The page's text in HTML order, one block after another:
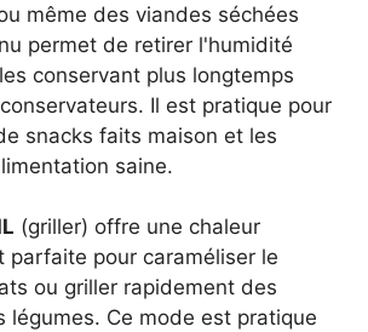
même des viandes séchées
permet de retirer l'humidité
conservant plus longtemps
Il est pratique pour
snacks faits maison et les
saine.
(griller) offre une chaleur
parfaite pour caraméliser le
ou griller rapidement des
légumes. Ce mode est pratique